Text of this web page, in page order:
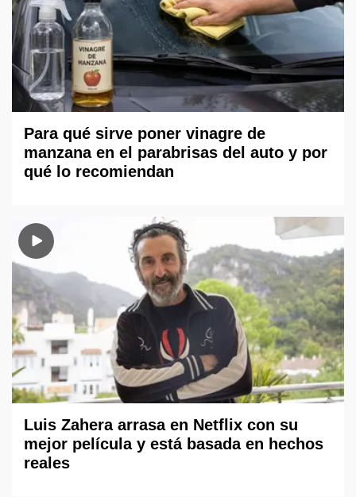
Para qué sirve poner vinagre de
manzana en el parabrisas del auto y por
qué lo recomiendan
Luis Zahera arrasa en Netflix con su
mejor película y está basada en hechos
reales